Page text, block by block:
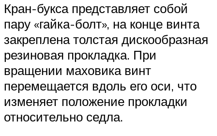
Кран-букса представляет собой
пару «гайка-болт», на конце винта
закреплена толстая дискообразная
резиновая прокладка. При
вращении маховика винт
перемещается вдоль его оси, что
изменяет положение прокладки
относительно седла.